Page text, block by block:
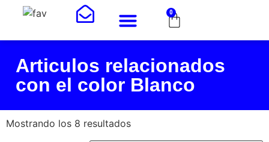
0
Articulos relacionados
con el color Blanco
Mostrando los 8 resultados